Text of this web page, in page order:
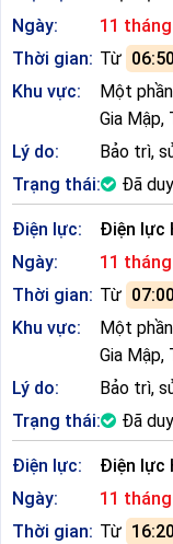
Ngày:
11
Thời gian: Từ 06:50
Khu vực:
Một
Gia Mập,
Lý do:
Bảo trì,
Trạng thái:
Đã
Điện lực:
Điện lực
Ngày:
11
Thời gian: Từ 07:00
Khu vực:
Một
Gia Mập,
Lý do:
Bảo trì,
Trạng thái:
Đã
Điện lực:
Điện lực
Ngày:
11
Thời gian: Từ 16:20